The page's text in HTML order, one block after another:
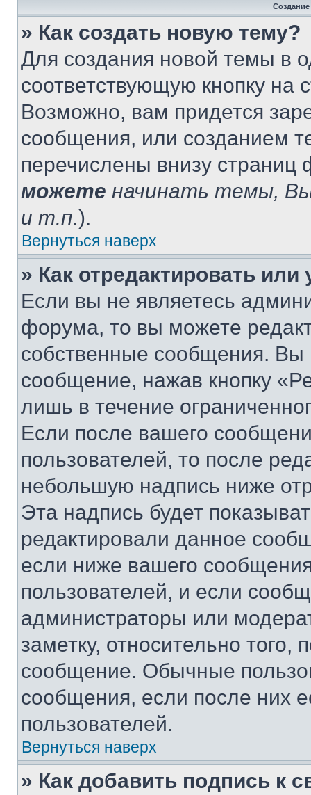
» Как создать новую тему?
Для создания новой темы в
соответствующую кнопку
Возможно, вам придется
сообщения, или созданием
перечислены внизу
можете начинать темы,
и т.п.).
Вернуться наверх
» Как отредактировать
Если вы не являетесь
форума, то вы можете
собственные сообщения. Вы
сообщение, нажав кнопку
лишь в течение
Если после вашего
пользователей, то после
небольшую надпись ниже
Эта надпись будет
редактировали данное
если ниже вашего
пользователей, и если
администраторы или
заметку, относительно
сообщение. Обычные
сообщения, если после них
пользователей.
Вернуться наверх
» Как добавить подпись к